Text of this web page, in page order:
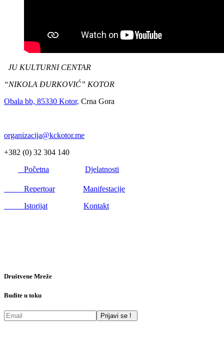
JU KULTURNI CENTAR
“NIKOLA ĐURKOVIĆ” KOTOR
Obala bb, 85330 Kotor, Crna Gora
organizacija@kckotor.me
+382 (0) 32 304 140
Početna
Djelatnosti
Repertoar
Manifestacije
Istorijat
Kontakt
Društvene Mreže
Budite u toku